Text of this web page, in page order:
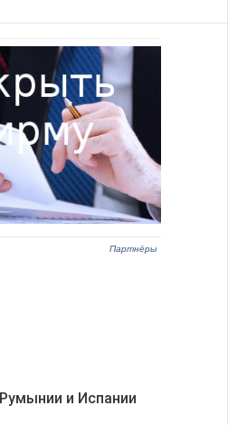
Партнёры
и Испании